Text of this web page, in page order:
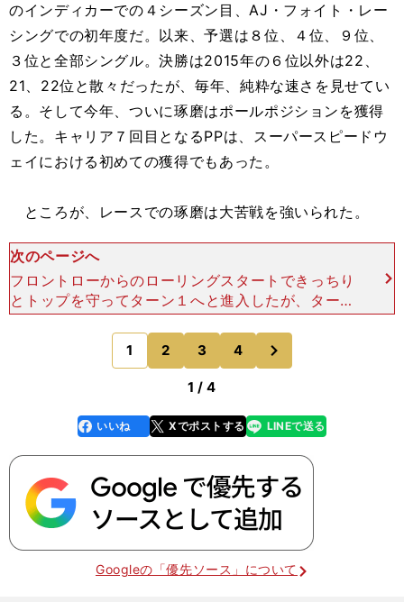
のインディカーでの４シーズン目、AJ・フォイト・レー
シングでの初年度だ。以来、予選は８位、４位、９位、
３位と全部シングル。決勝は2015年の６位以外は22、
21、22位と散々だったが、毎年、純粋な速さを見せてい
る。そして今年、ついに琢磨はポールポジションを獲得
した。キャリア７回目となるPPは、スーパースピードウ
ェイにおける初めての獲得でもあった。
ところが、レースでの琢磨は大苦戦を強いられた。
次のページへ
フロントローからのローリングスタートできっちり
とトップを守ってターン１へと進入したが、ターン
２の先で２列目から得意の大外周りで勢いをつけて
きたトニー・カナーン（チップ・ガナッシ・レーシ
ング・チームズ）
1 2 3 4
のページへ
1 / 4
faceboo
k
いいね Xでポストする
line LINEで送る
Googleの「優先ソース」について